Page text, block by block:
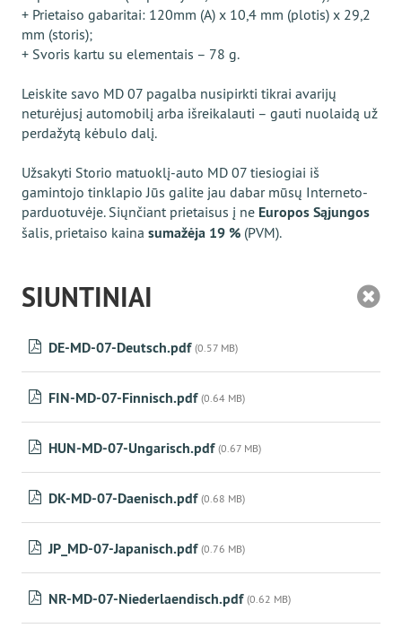
+ Prietaiso gabaritai: 120mm (A) x 10,4 mm (plotis) x 29,2
mm (storis);
+ Svoris kartu su elementais – 78 g.
Leiskite savo MD 07 pagalba nusipirkti tikrai avarijų
neturėjusį automobilį arba išreikalauti – gauti nuolaidą už
perdažytą kėbulo dalį.
Užsakyti Storio matuoklį-аuto MD 07 tiesiogiai iš
gamintojo tinklapio Jūs galite jau dabar mūsų Interneto-
parduotuvėje. Siųnčiant prietaisus į ne Europos Sąjungos
šalis, prietaiso kaina sumažėja 19 % (PVM).
SIUNTINIAI
DE-MD-07-Deutsch.pdf (0.57 MB)
FIN-MD-07-Finnisch.pdf (0.64 MB)
HUN-MD-07-Ungarisch.pdf (0.67 MB)
DK-MD-07-Daenisch.pdf (0.68 MB)
JP_MD-07-Japanisch.pdf (0.76 MB)
NR-MD-07-Niederlaendisch.pdf (0.62 MB)